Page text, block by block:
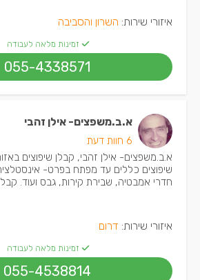
איזורי שירות: השרון והסביבה
זמינות מלאה לעבודה
055-4338571
א.ב.משפצים- אילן זהבי
6 חוות דעת
א.ב.משפצים- אילן זהבי, קבלן שיפוצים
שיפוצים כללים עד מפתח בפרט-
חדרי אמבטיה, שבירת קירות, גבס ועוד. קבלן
איזורי שירות: דרום
זמינות מלאה לעבודה
055-4538814